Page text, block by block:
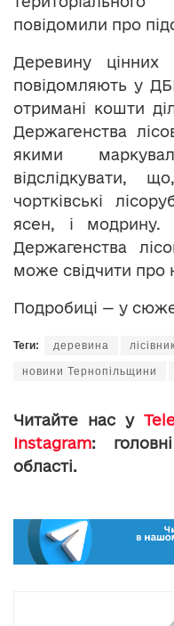
повідомили про
Деревину цінних
повідомляють у
отримані кошти
Держагенства
якими
відслідкувати,
чортківські
ясен, і модрину.
Держагенства
може свідчити про
Подробиці — у
Теги: деревина
новини Тернопільщини
Читайте нас у
Instagram:
області.